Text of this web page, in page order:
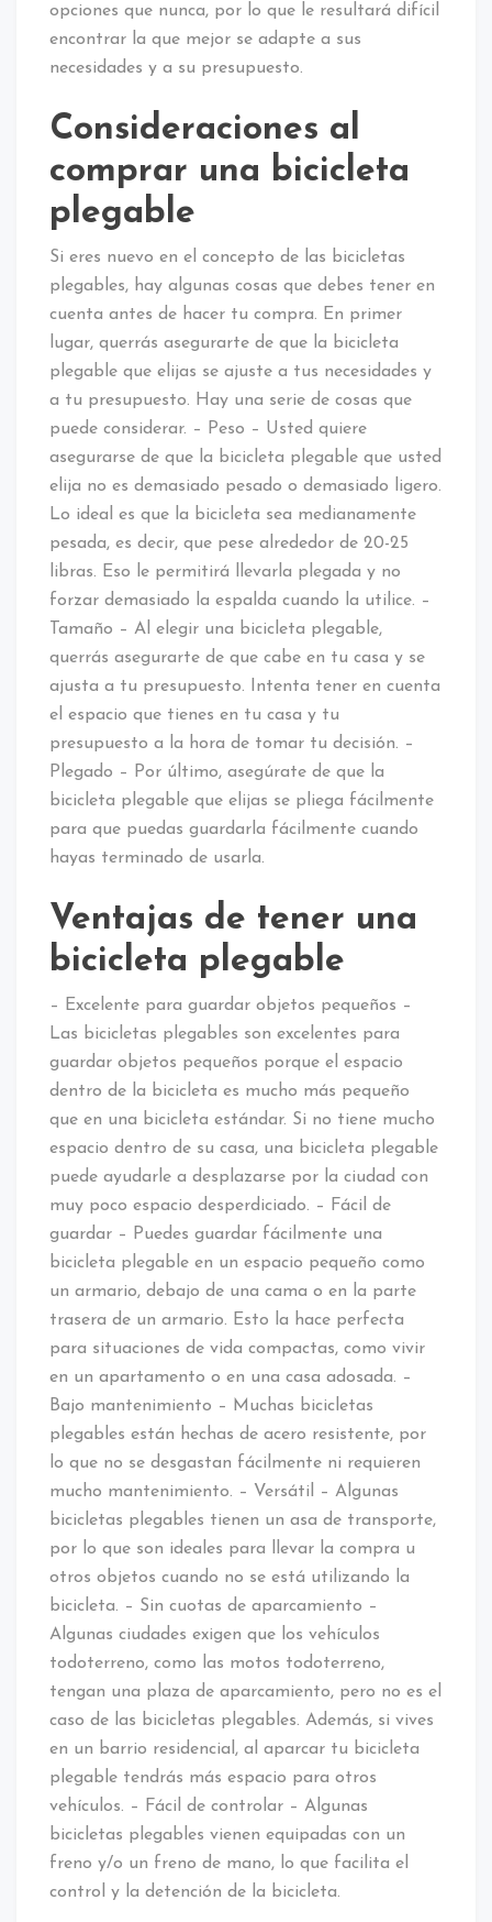
opciones que nunca, por lo que le resultará difícil
encontrar la que mejor se adapte a sus
necesidades y a su presupuesto.
Consideraciones al
comprar una bicicleta
plegable
Si eres nuevo en el concepto de las bicicletas
plegables, hay algunas cosas que debes tener en
cuenta antes de hacer tu compra. En primer
lugar, querrás asegurarte de que la bicicleta
plegable que elijas se ajuste a tus necesidades y
a tu presupuesto. Hay una serie de cosas que
puede considerar. – Peso – Usted quiere
asegurarse de que la bicicleta plegable que usted
elija no es demasiado pesado o demasiado ligero.
Lo ideal es que la bicicleta sea medianamente
pesada, es decir, que pese alrededor de 20-25
libras. Eso le permitirá llevarla plegada y no
forzar demasiado la espalda cuando la utilice. –
Tamaño – Al elegir una bicicleta plegable,
querrás asegurarte de que cabe en tu casa y se
ajusta a tu presupuesto. Intenta tener en cuenta
el espacio que tienes en tu casa y tu
presupuesto a la hora de tomar tu decisión. –
Plegado – Por último, asegúrate de que la
bicicleta plegable que elijas se pliega fácilmente
para que puedas guardarla fácilmente cuando
hayas terminado de usarla.
Ventajas de tener una
bicicleta plegable
– Excelente para guardar objetos pequeños –
Las bicicletas plegables son excelentes para
guardar objetos pequeños porque el espacio
dentro de la bicicleta es mucho más pequeño
que en una bicicleta estándar. Si no tiene mucho
espacio dentro de su casa, una bicicleta plegable
puede ayudarle a desplazarse por la ciudad con
muy poco espacio desperdiciado. – Fácil de
guardar – Puedes guardar fácilmente una
bicicleta plegable en un espacio pequeño como
un armario, debajo de una cama o en la parte
trasera de un armario. Esto la hace perfecta
para situaciones de vida compactas, como vivir
en un apartamento o en una casa adosada. –
Bajo mantenimiento – Muchas bicicletas
plegables están hechas de acero resistente, por
lo que no se desgastan fácilmente ni requieren
mucho mantenimiento. – Versátil – Algunas
bicicletas plegables tienen un asa de transporte,
por lo que son ideales para llevar la compra u
otros objetos cuando no se está utilizando la
bicicleta. – Sin cuotas de aparcamiento –
Algunas ciudades exigen que los vehículos
todoterreno, como las motos todoterreno,
tengan una plaza de aparcamiento, pero no es el
caso de las bicicletas plegables. Además, si vives
en un barrio residencial, al aparcar tu bicicleta
plegable tendrás más espacio para otros
vehículos. – Fácil de controlar – Algunas
bicicletas plegables vienen equipadas con un
freno y/o un freno de mano, lo que facilita el
control y la detención de la bicicleta.